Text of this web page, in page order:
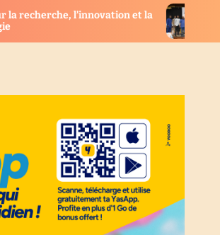
et la
Togo : Les nouveaux élus